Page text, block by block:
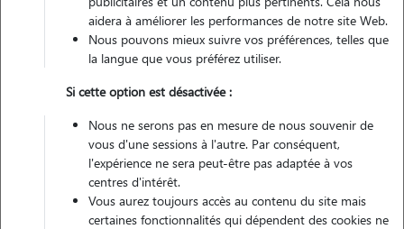
L'envoi d'une demande est sans engagement
aidera à améliorer les performances de notre site Web.
Nous pouvons mieux suivre vos préférences, telles que
la langue que vous préférez utiliser.
Si cette option est désactivée :
Nous ne serons pas en mesure de nous souvenir de
vous d'une sessions à l'autre. Par conséquent,
l'expérience ne sera peut-être pas adaptée à vos
centres d'intérêt.
Vous aurez toujours accès au contenu du site mais
certaines fonctionnalités qui dépendent des cookies ne